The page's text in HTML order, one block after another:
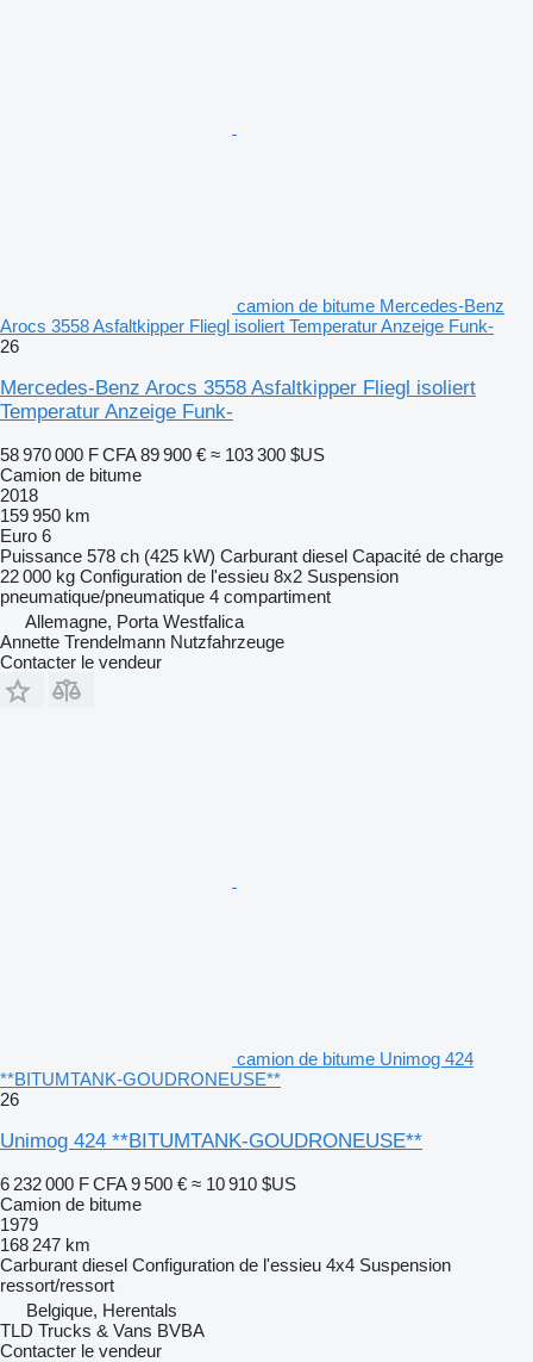
camion de bitume Mercedes-Benz
Arocs 3558 Asfaltkipper Fliegl isoliert Temperatur Anzeige Funk-
26
Mercedes-Benz Arocs 3558 Asfaltkipper Fliegl isoliert
Temperatur Anzeige Funk-
58 970 000 F CFA 89 900 € ≈ 103 300 $US
Camion de bitume
2018
159 950 km
Euro 6
Puissance 578 ch (425 kW) Carburant diesel Capacité de charge
22 000 kg Configuration de l'essieu 8x2 Suspension
pneumatique/pneumatique 4 compartiment
Allemagne, Porta Westfalica
Annette Trendelmann Nutzfahrzeuge
Contacter le vendeur
camion de bitume Unimog 424
**BITUMTANK-GOUDRONEUSE**
26
Unimog 424 **BITUMTANK-GOUDRONEUSE**
6 232 000 F CFA 9 500 € ≈ 10 910 $US
Camion de bitume
1979
168 247 km
Carburant diesel Configuration de l'essieu 4x4 Suspension
ressort/ressort
Belgique, Herentals
TLD Trucks & Vans BVBA
Contacter le vendeur